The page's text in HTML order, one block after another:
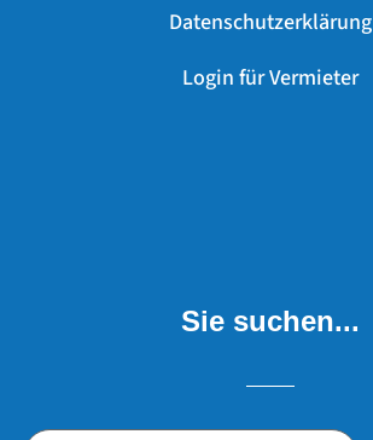
Datenschutzerklärung
Login für Vermieter
Sie suchen...